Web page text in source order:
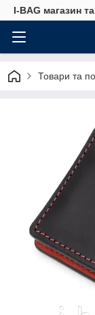
I-BAG магазин
Товари та